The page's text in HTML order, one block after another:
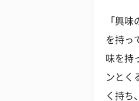
「興
を持っ
味を持
ンとく
く持ち